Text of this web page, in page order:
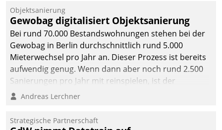
Unternehmen.
Objektsanierung
Gewobag digitalisiert Objektsanierung
Bei rund 70.000 Bestandswohnungen stehen bei der
Gewobag in Berlin durchschnittlich rund 5.000
Mieterwechsel pro Jahr an. Dieser Prozess ist bereits
aufwendig genug. Wenn dann aber noch rund 2.500
Sanierungen pro Jahr mit reinspielen, ist der
Betreuungs- und Organisationsaufwand immens. Im
kommunale Wohnungsbauunternehmen daher
Andreas Lerchner
Strategische Partnerschaft